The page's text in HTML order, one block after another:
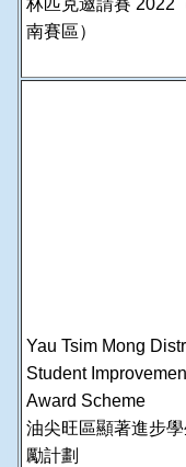
林匹克邀請賽 2022
南賽區）
Yau Tsim Mong
Student
Award Scheme
油尖旺區顯著進步
勵計劃